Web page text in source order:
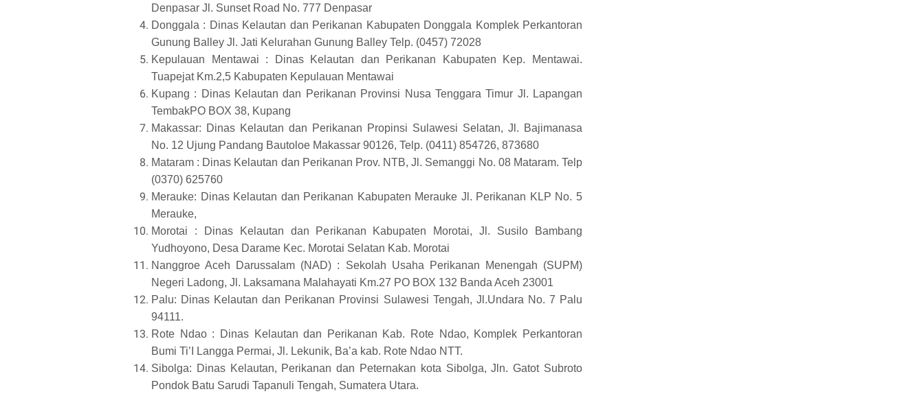
Denpasar Jl. Sunset Road No. 777 Denpasar
Donggala : Dinas Kelautan dan Perikanan Kabupaten Donggala Komplek Perkantoran
Gunung Balley Jl. Jati Kelurahan Gunung Balley Telp. (0457) 72028
Kepulauan Mentawai : Dinas Kelautan dan Perikanan Kabupaten Kep. Mentawai.
Tuapejat Km.2,5 Kabupaten Kepulauan Mentawai
Kupang : Dinas Kelautan dan Perikanan Provinsi Nusa Tenggara Timur Jl. Lapangan
TembakPO BOX 38, Kupang
Makassar: Dinas Kelautan dan Perikanan Propinsi Sulawesi Selatan, Jl. Bajimanasa
No. 12 Ujung Pandang Bautoloe Makassar 90126, Telp. (0411) 854726, 873680
Mataram : Dinas Kelautan dan Perikanan Prov. NTB, Jl. Semanggi No. 08 Mataram. Telp
(0370) 625760
Merauke: Dinas Kelautan dan Perikanan Kabupaten Merauke Jl. Perikanan KLP No. 5
Merauke,
Morotai : Dinas Kelautan dan Perikanan Kabupaten Morotai, Jl. Susilo Bambang
Yudhoyono, Desa Darame Kec. Morotai Selatan Kab. Morotai
Nanggroe Aceh Darussalam (NAD) : Sekolah Usaha Perikanan Menengah (SUPM)
Negeri Ladong, Jl. Laksamana Malahayati Km.27 PO BOX 132 Banda Aceh 23001
Palu: Dinas Kelautan dan Perikanan Provinsi Sulawesi Tengah, Jl.Undara No. 7 Palu
94111.
Rote Ndao : Dinas Kelautan dan Perikanan Kab. Rote Ndao, Komplek Perkantoran
Bumi Ti’I Langga Permai, Jl. Lekunik, Ba’a kab. Rote Ndao NTT.
Sibolga: Dinas Kelautan, Perikanan dan Peternakan kota Sibolga, Jln. Gatot Subroto
Pondok Batu Sarudi Tapanuli Tengah, Sumatera Utara.